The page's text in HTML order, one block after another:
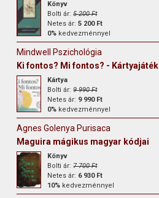
Könyv
Bolti ár:5 200 Ft
Netes ár:5 200 Ft
0% kedvezménnyel
Mindwell Pszichológia
Ki fontos? Mi fontos? - Kártyajáték
Kártya
Bolti ár:9 990 Ft
Netes ár: 9 990 Ft
0% kedvezménnyel
Agnes Golenya Purisaca
Maguira mágikus magyar kódjai
Könyv
Bolti ár:7 700 Ft
Netes ár: 6 930 Ft
10% kedvezménnyel